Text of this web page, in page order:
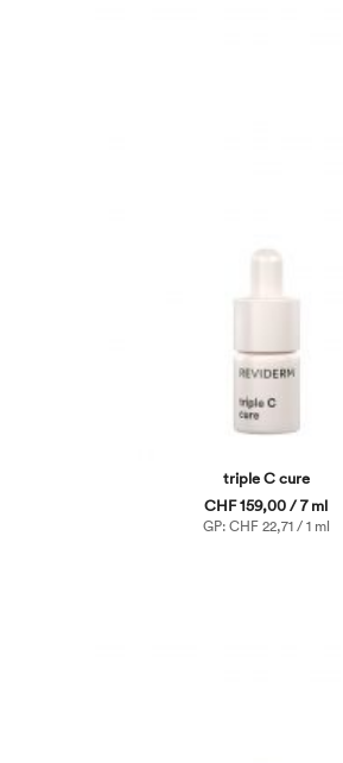
triple C cure
CHF 159,00 / 7 ml
GP: CHF 22,71 / 1 ml